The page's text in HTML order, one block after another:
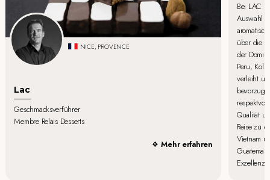
NICE, PROVENCE
Lac
Geschmacksverführer
Membre Relais Desserts
Mehr erfahren
Bei LAC
Auswahl
über die
der
Peru,
verleiht
Qualität
Reise zu
Vietnam
Exzellenz